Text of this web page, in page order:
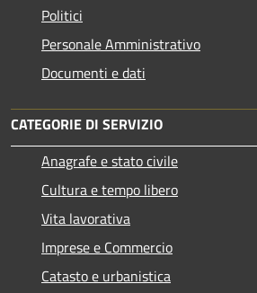
Politici
Personale Amministrativo
Documenti e dati
CATEGORIE DI SERVIZIO
Anagrafe e stato civile
Cultura e tempo libero
Vita lavorativa
Imprese e Commercio
Catasto e urbanistica